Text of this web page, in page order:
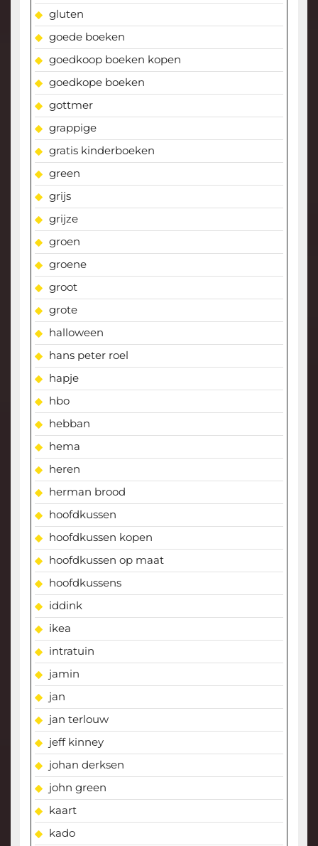
gluten
goede boeken
goedkoop boeken kopen
goedkope boeken
gottmer
grappige
gratis kinderboeken
green
grijs
grijze
groen
groene
groot
grote
halloween
hans peter roel
hapje
hbo
hebban
hema
heren
herman brood
hoofdkussen
hoofdkussen kopen
hoofdkussen op maat
hoofdkussens
iddink
ikea
intratuin
jamin
jan
jan terlouw
jeff kinney
johan derksen
john green
kaart
kado